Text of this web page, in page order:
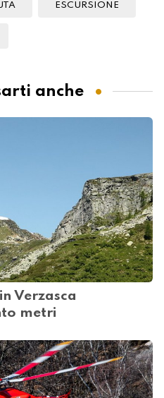
ESCURSIONE
anche
Verzasca
metri